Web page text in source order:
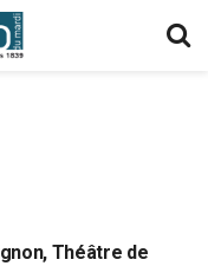
Théâtre de